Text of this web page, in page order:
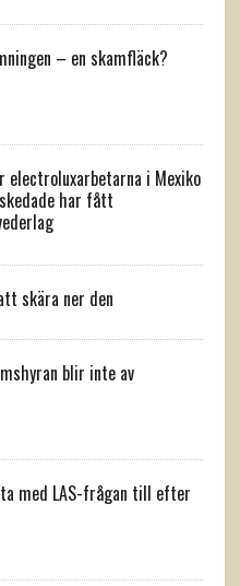
– en skamfläck?
electroluxarbetarna i Mexiko
har fått
skära ner den
blir inte av
med LAS-frågan till efter